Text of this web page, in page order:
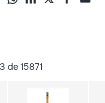
de 15871